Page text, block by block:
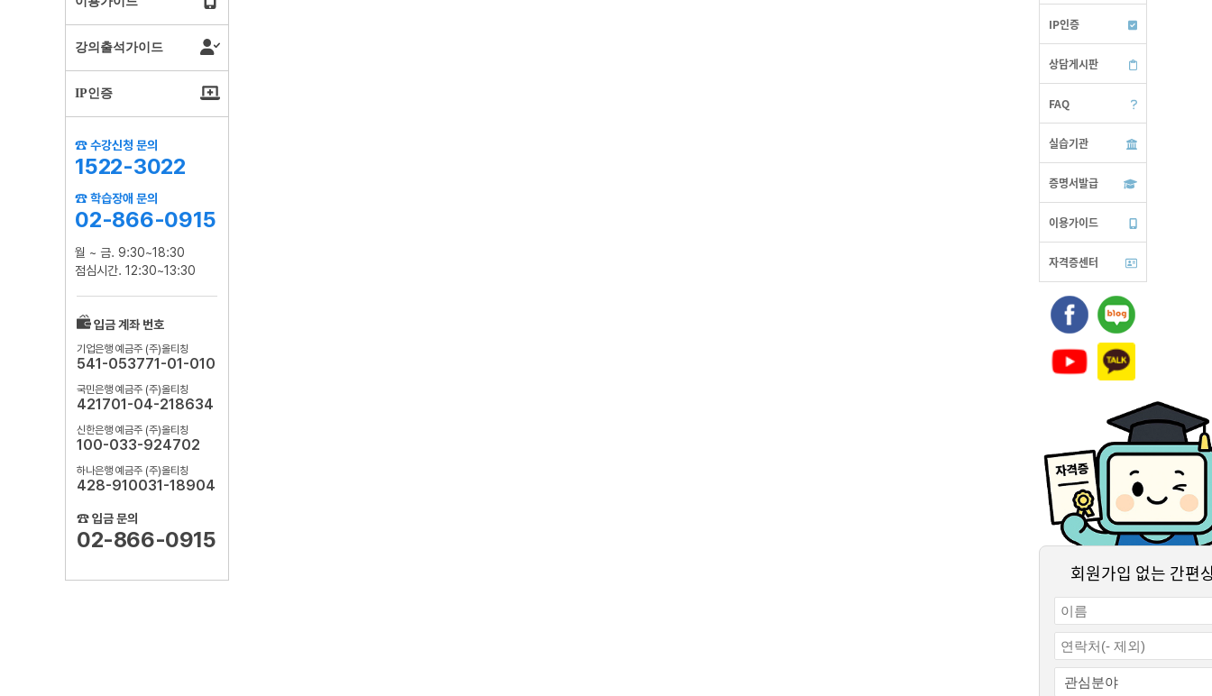
결제하기
강의출석가이드
IP인증
☎ 수강신청 문의
1522-3022
☎ 학습장애 문의
02-866-0915
월 ~ 금. 9:30~18:30
점심시간. 12:30~13:30
입금 계좌 번호
기업은행 예금주 (주)올티칭
541-053771-01-010
국민은행 예금주 (주)올티칭
421701-04-218634
신한은행 예금주 (주)올티칭
100-033-924702
하나은행 예금주 (주)올티칭
428-910031-18904
☎ 입금 문의
02-866-0915
IP인증
상담게시판
FAQ
실습기관
증명서발급
이용가이드
자격증센터
회원가입 없는 간편